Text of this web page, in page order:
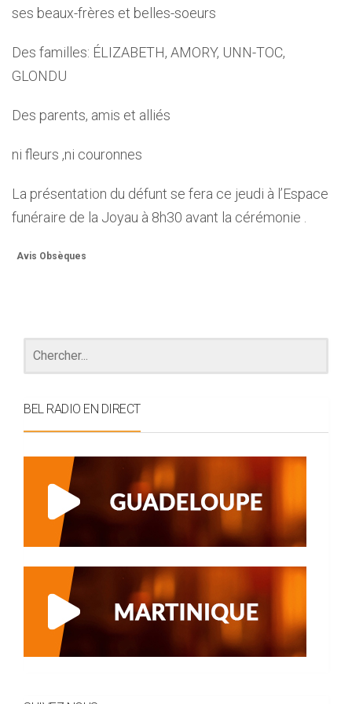
ses beaux-frères et belles-soeurs
Des familles: ÉLIZABETH, AMORY, UNN-TOC,
GLONDU
Des parents, amis et alliés
ni fleurs ,ni couronnes
La présentation du défunt se fera ce jeudi à l’Espace
funéraire de la Joyau à 8h30 avant la cérémonie .
Avis Obsèques
BEL RADIO EN DIRECT